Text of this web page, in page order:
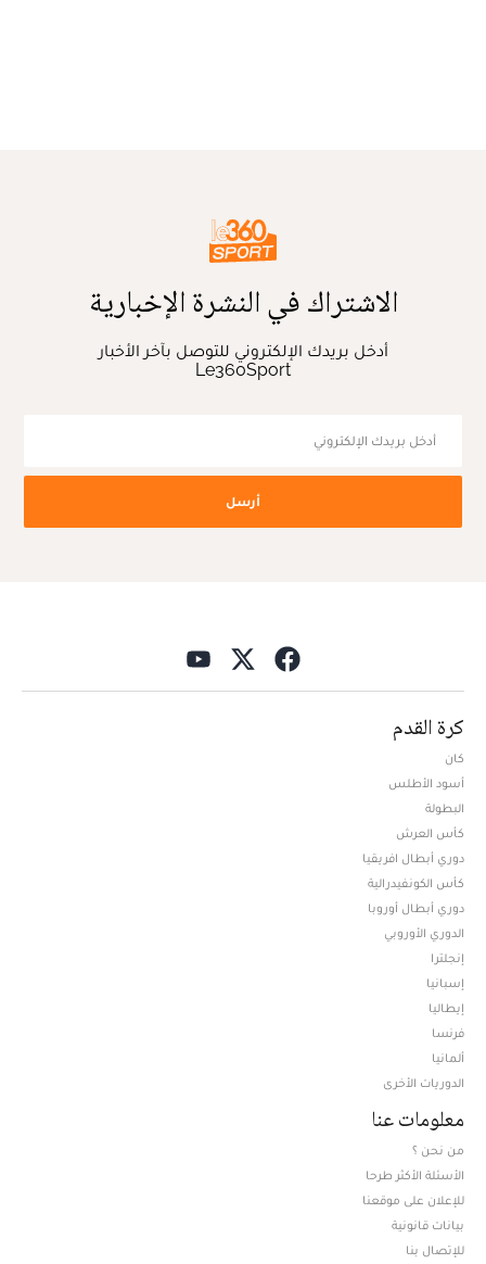
الاشتراك في النشرة الإخبارية
أدخل بريدك الإلكتروني للتوصل بآخر الأخبار
Le360Sport
أرسل
كرة القدم
كان
أسود الأطلس
البطولة
كأس العرش
دوري أبطال افريقيا
كأس الكونفيدرالية
دوري أبطال أوروبا
الدوري الأوروبي
إنجلترا
إسبانيا
إيطاليا
فرنسا
ألمانيا
الدوريات الأخرى
معلومات عنا
من نحن ؟
الأسئلة الأكثر طرحا
للإعلان على موقعنا
بيانات قانونية
للإتصال بنا